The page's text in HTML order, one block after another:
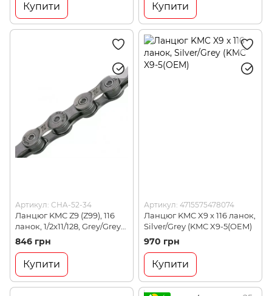
Купити Купити
Артикул: CHA-52-34
Ланцюг KMC Z9 (Z99), 116
ланок, 1/2x11/128, Grey/Grey
(CHA-52-34)
846 грн
Купити
Артикул: 4715575478074
Ланцюг KMC X9 x 116​ ланок,
Silver/Grey (KMC X9-5(OEM)
970 грн
Купити